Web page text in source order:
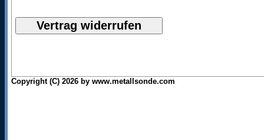
Copyright (C) 2026 by www.metallsonde.com